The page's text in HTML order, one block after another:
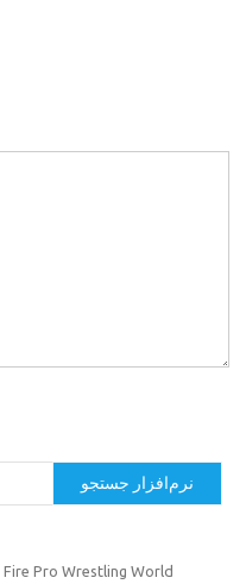
نرم‌افزار جستجو